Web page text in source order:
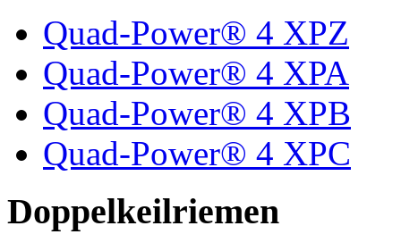
Quad-Power® 4 XPZ
Quad-Power® 4 XPA
Quad-Power® 4 XPB
Quad-Power® 4 XPC
Doppelkeilriemen